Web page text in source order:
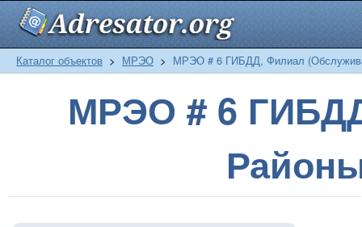
Каталог объектов > МРЭО > МРЭО # 6 ГИБДД, Филиал
МРЭО # 6